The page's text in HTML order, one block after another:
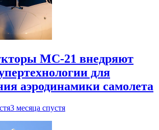
МС-21 внедряют
для
аэродинамики самолета
3 месяца спустя